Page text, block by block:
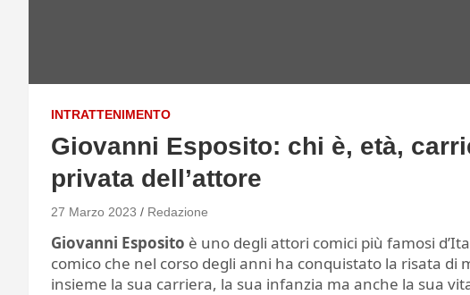
INTRATTENIMENTO
Giovanni Esposito: chi è, età,
privata dell’attore
27 Marzo 2023 Redazione
Giovanni Esposito è uno degli attori comici più famosi
comico che nel corso degli anni ha conquistato la risata di
insieme la sua carriera, la sua infanzia ma anche la sua